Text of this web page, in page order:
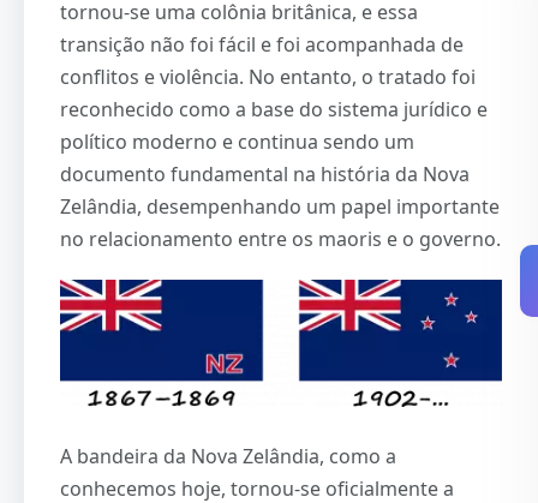
tornou-se uma colônia britânica, e essa
transição não foi fácil e foi acompanhada de
conflitos e violência. No entanto, o tratado foi
reconhecido como a base do sistema jurídico e
político moderno e continua sendo um
documento fundamental na história da Nova
Zelândia, desempenhando um papel importante
no relacionamento entre os maoris e o governo.
A bandeira da Nova Zelândia, como a
conhecemos hoje, tornou-se oficialmente a